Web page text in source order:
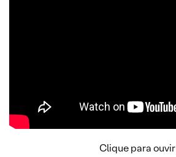
Clique para ouvir